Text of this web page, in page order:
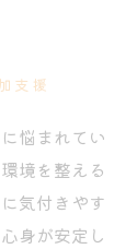
支援
悩まれてい
境を整える
気付きやす
身が安定し